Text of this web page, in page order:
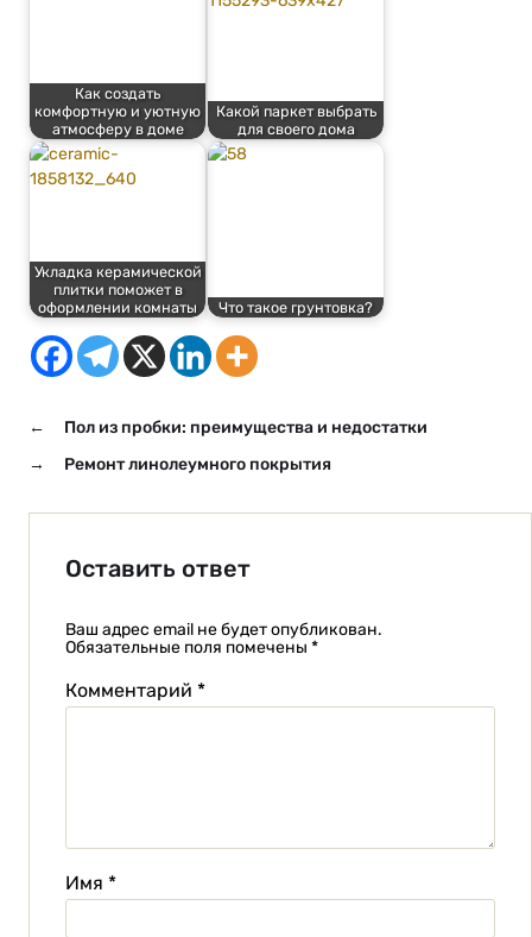
Как создать
комфортную и уютную
атмосферу в доме
Какой паркет выбрать
для своего дома
Укладка керамической
плитки поможет в
оформлении комнаты
Что такое грунтовка?
←
Пол из пробки: преимущества и недостатки
→
Ремонт линолеумного покрытия
Оставить ответ
Ваш адрес email не будет опубликован.
Обязательные поля помечены *
Комментарий *
Имя *